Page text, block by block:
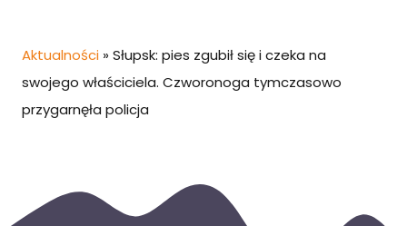
Aktualności » Słupsk: pies zgubił się i czeka na
swojego właściciela. Czworonoga tymczasowo
przygarnęła policja